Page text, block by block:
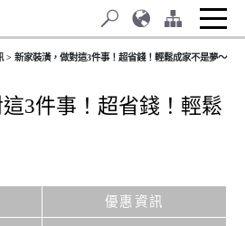
新家裝潢，做對這3件事！超省錢！輕鬆成家不是夢～
3件事！超省錢！輕鬆
優惠資訊